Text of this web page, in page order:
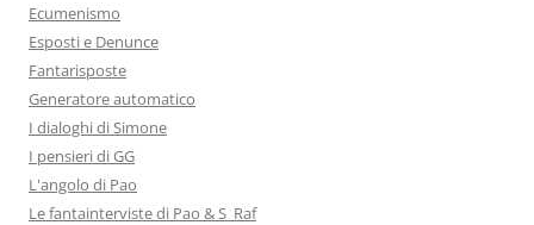
Ecumenismo
Esposti e Denunce
Fantarisposte
Generatore automatico
I dialoghi di Simone
I pensieri di GG
L'angolo di Pao
Le fantainterviste di Pao & S_Raf